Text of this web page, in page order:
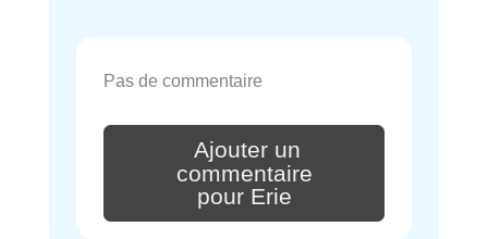
Pas de commentaire
Ajouter un
commentaire
pour Erie